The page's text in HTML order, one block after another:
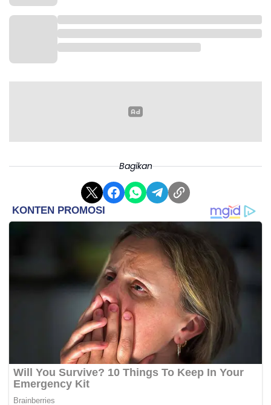
Bagikan